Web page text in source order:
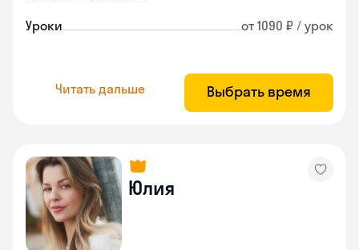
Уроки от 1090 ₽ / урок
Читать дальше Выбрать время
Юлия